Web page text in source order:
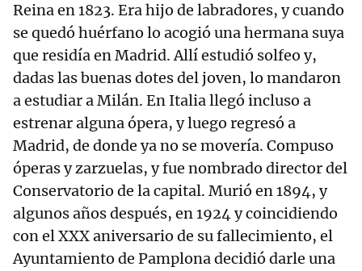
Reina en 1823. Era hijo de labradores, y cuando
se quedó huérfano lo acogió una hermana suya
que residía en Madrid. Allí estudió solfeo y,
dadas las buenas dotes del joven, lo mandaron
a estudiar a Milán. En Italia llegó incluso a
estrenar alguna ópera, y luego regresó a
Madrid, de donde ya no se movería. Compuso
óperas y zarzuelas, y fue nombrado director del
Conservatorio de la capital. Murió en 1894, y
algunos años después, en 1924 y coincidiendo
con el XXX aniversario de su fallecimiento, el
Ayuntamiento de Pamplona decidió darle una